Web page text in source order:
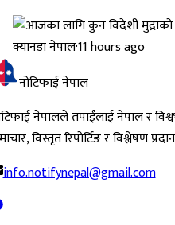
क्यानडा नेपाल·11 hours ago
नोटिफाई नेपाल
नेपालले तपाईंलाई नेपाल र
विस्तृत रिपोर्टिङ र विश्लेषण
info.notifynepal@gmail.com